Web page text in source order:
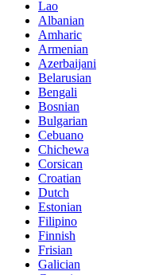
Lao
Albanian
Amharic
Armenian
Azerbaijani
Belarusian
Bengali
Bosnian
Bulgarian
Cebuano
Chichewa
Corsican
Croatian
Dutch
Estonian
Filipino
Finnish
Frisian
Galician